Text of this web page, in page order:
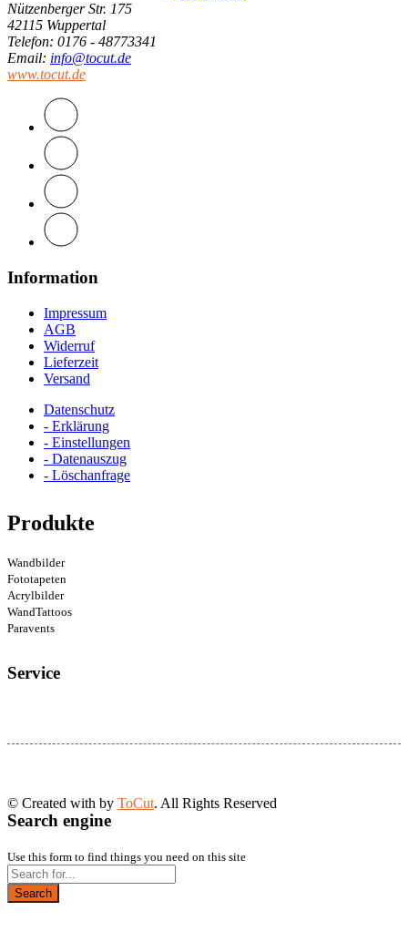
Nützenberger Str. 175
42115 Wuppertal
Telefon: 0176 - 48773341
Email: info@tocut.de
www.tocut.de
Information
Impressum
AGB
Widerruf
Lieferzeit
Versand
Datenschutz
- Erklärung
- Einstellungen
- Datenauszug
- Löschanfrage
Produkte
Wandbilder
Fototapeten
Acrylbilder
WandTattoos
Paravents
Service
© Created with by ToCut. All Rights Reserved
Search engine
Use this form to find things you need on this site
Search